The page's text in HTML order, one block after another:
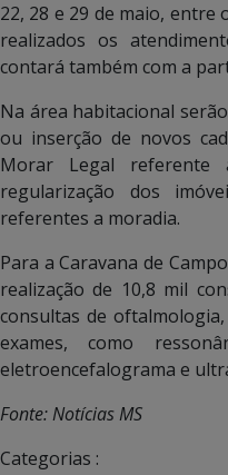
22, 28 e 29 de maio,
realizados os
contará também com a
Na área habitacional
ou inserção de novos
Morar Legal referente
regularização dos
referentes a moradia.
Para a Caravana de
realização de 10,8 mil
consultas de
exames, como
eletroencefalograma e
Fonte: Notícias MS
Categorias :